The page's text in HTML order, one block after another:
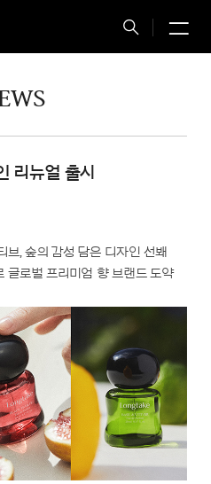
Total
리뉴얼 출시
브, 숲의 감성 담은 디자인 선봬
글로벌 프리미엄 향 브랜드 도약